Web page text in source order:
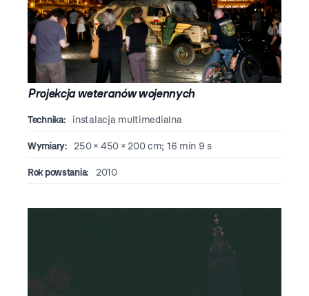
Projekcja weteranów wojennych
Technika: instalacja multimedialna
Wymiary: 250 × 450 × 200 cm; 16 min 9 s
Rok powstania: 2010